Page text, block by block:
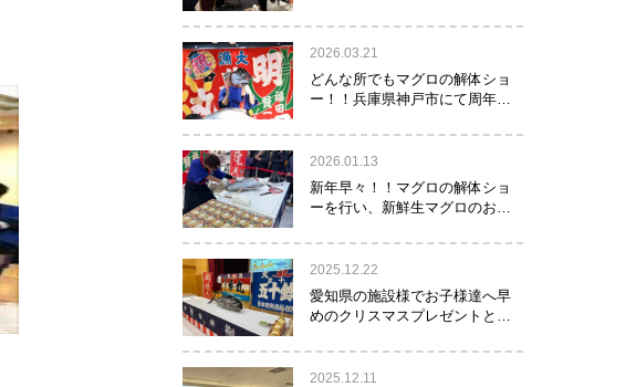
2026.03.21
どんな所でもマグロの解体ショ
ー！！兵庫県神戸市にて周年記
て参りました！！
2026.01.13
新年早々！！マグロの解体ショ
ーを行い、新鮮生マグロのお寿
舞い！！！
2025.12.22
愛知県の施設様でお子様達へ早
めのクリスマスプレゼントとし
施！？
2025.12.11